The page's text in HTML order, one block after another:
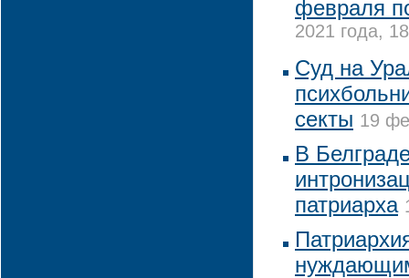
февраля
2021 года,
Суд на
секты 19
В
патриарха